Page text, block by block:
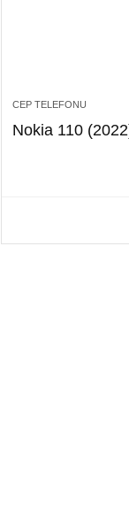
CEP TELEFONU
Nokia 110